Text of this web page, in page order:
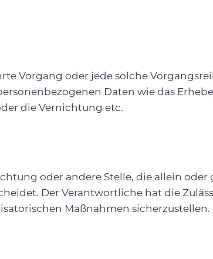
Vorgang oder jede solche
Daten wie das
die Vernichtung etc.
oder andere Stelle, die allein
Der Verantwortliche hat die
Maßnahmen sicherzustellen.